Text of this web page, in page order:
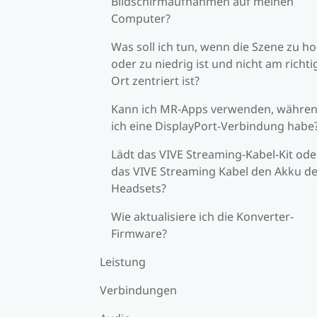
Computer?
Was soll ich tun, wenn die Szene zu
oder zu niedrig ist und nicht am
Ort zentriert ist?
Kann ich MR-Apps verwenden,
ich eine DisplayPort-Verbindung
Lädt das VIVE Streaming-Kabel-Kit
das VIVE Streaming Kabel den Akku
Headsets?
Wie aktualisiere ich die Konverter-
Firmware?
Leistung
Verbindungen